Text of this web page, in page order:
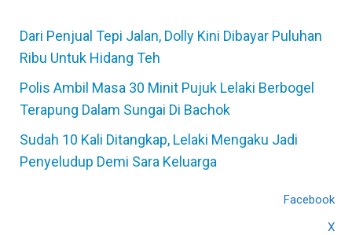
Dari Penjual Tepi Jalan, Dolly Kini Dibayar Puluhan
Ribu Untuk Hidang Teh
Polis Ambil Masa 30 Minit Pujuk Lelaki Berbogel
Terapung Dalam Sungai Di Bachok
Sudah 10 Kali Ditangkap, Lelaki Mengaku Jadi
Penyeludup Demi Sara Keluarga
Facebook
X